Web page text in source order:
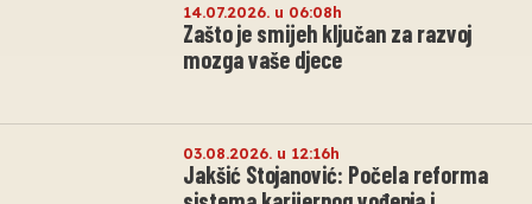
14.07.2026. u 06:08h
Zašto je smijeh ključan za razvoj
mozga vaše djece
03.08.2026. u 12:16h
Jakšić Stojanović: Počela reforma